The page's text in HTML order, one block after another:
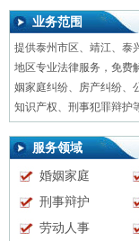
业务范围
提供泰州市区、靖江、泰
地区专业法律服务，免费
姻家庭纠纷、房产纠纷、
知识产权、刑事犯罪辩护
服务领域
婚姻家庭
刑事辩护
劳动人事